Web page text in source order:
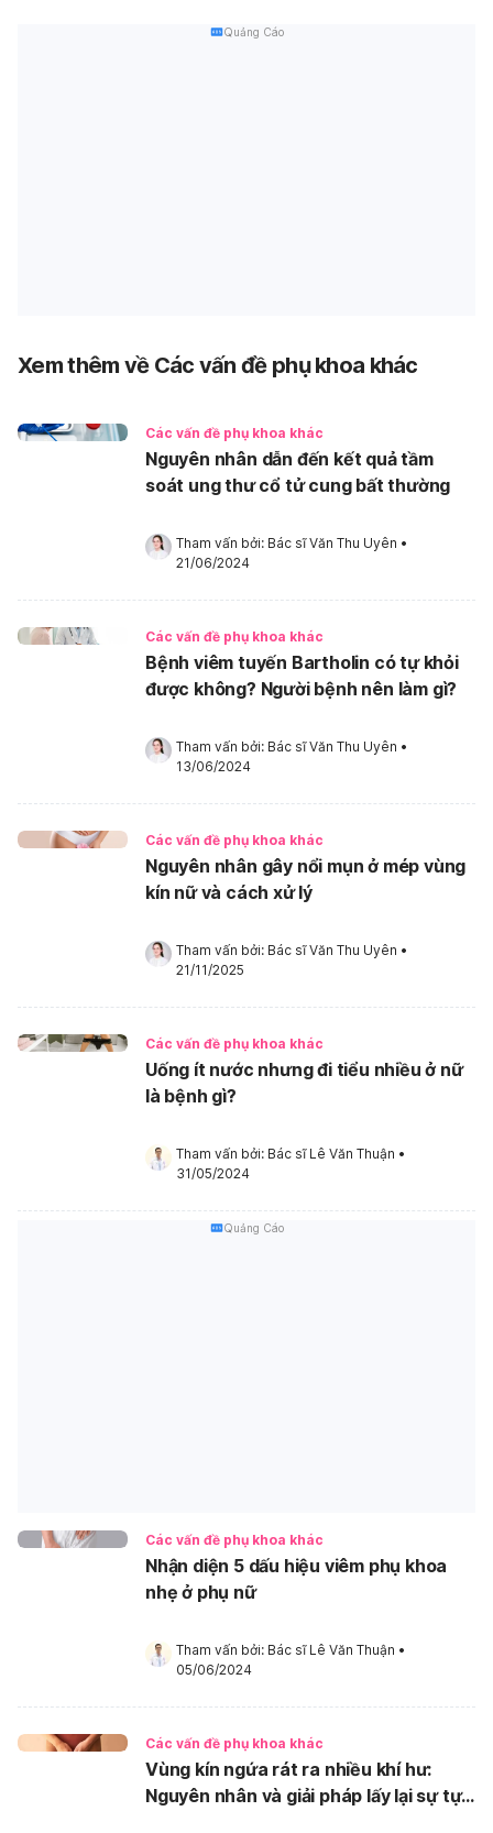
Quảng Cáo
Xem thêm về Các vấn đề phụ khoa khác
Các vấn đề phụ khoa khác
Nguyên nhân dẫn đến kết quả tầm
soát ung thư cổ tử cung bất thường
Tham vấn bởi: Bác sĩ Văn Thu Uyên •
21/06/2024
Các vấn đề phụ khoa khác
Bệnh viêm tuyến Bartholin có tự khỏi
được không? Người bệnh nên làm gì?
Tham vấn bởi: Bác sĩ Văn Thu Uyên •
13/06/2024
Các vấn đề phụ khoa khác
Nguyên nhân gây nổi mụn ở mép vùng
kín nữ và cách xử lý
Tham vấn bởi: Bác sĩ Văn Thu Uyên •
21/11/2025
Các vấn đề phụ khoa khác
Uống ít nước nhưng đi tiểu nhiều ở nữ
là bệnh gì?
Tham vấn bởi: Bác sĩ Lê Văn Thuận •
31/05/2024
Quảng Cáo
Các vấn đề phụ khoa khác
Nhận diện 5 dấu hiệu viêm phụ khoa
nhẹ ở phụ nữ
Tham vấn bởi: Bác sĩ Lê Văn Thuận •
05/06/2024
Các vấn đề phụ khoa khác
Vùng kín ngứa rát ra nhiều khí hư:
Nguyên nhân và giải pháp lấy lại sự tự